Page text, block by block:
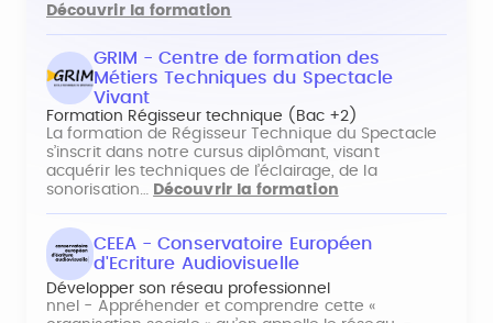
Découvrir la formation
GRIM - Centre de formation des
Métiers Techniques du Spectacle
Vivant
Formation Régisseur technique (Bac +2)
La formation de Régisseur Technique du Spectacle
s’inscrit dans notre cursus diplômant, visant
acquérir les techniques de l’éclairage, de la
sonorisation… Découvrir la formation
CEEA - Conservatoire Européen
d'Ecriture Audiovisuelle
Développer son réseau professionnel
nnel - Appréhender et comprendre cette «